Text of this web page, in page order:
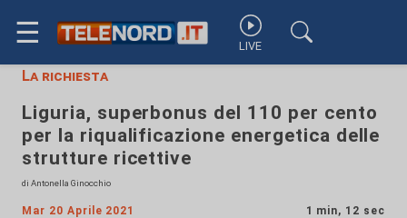
☰ LIVE
La richiesta
Liguria, superbonus del 110 per cento
per la riqualificazione energetica delle
strutture ricettive
di Antonella Ginocchio
Mar 20 Aprile 2021 1 min, 12 sec